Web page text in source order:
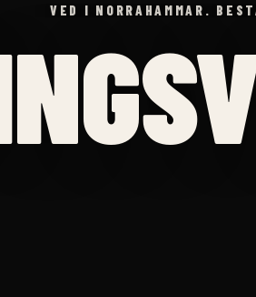
VED I NORRAHAMMAR.